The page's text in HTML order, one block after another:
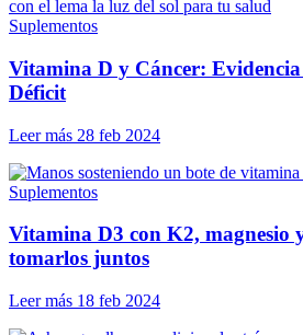
Suplementos
Vitamina D y Cáncer:
Déficit
Leer más 28 feb 2024
Suplementos
Vitamina D3 con K2, magnesio
tomarlos juntos
Leer más 18 feb 2024